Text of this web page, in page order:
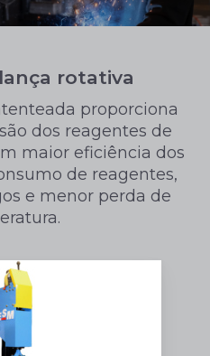
rotativa
proporciona
dos reagentes de
maior eficiência dos
de reagentes,
e menor perda de